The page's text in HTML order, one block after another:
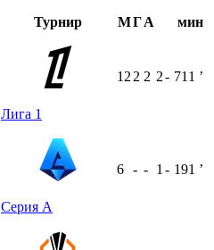
Турнир МГА мин
Лига 1
12 2 2 2- 711 ʼ
Серия А
6 - - 1 - 191 ʼ